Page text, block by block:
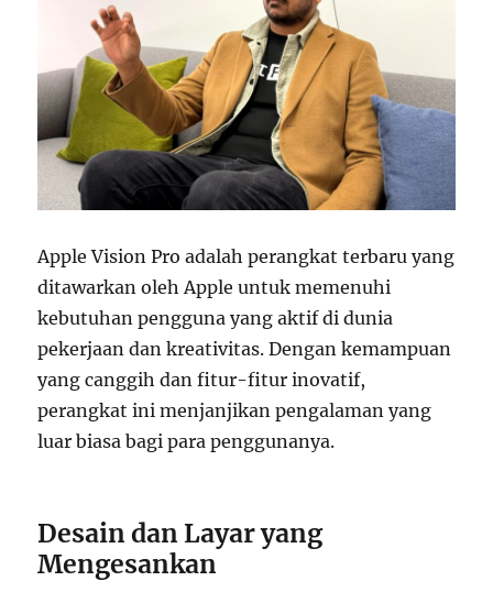
Apple Vision Pro adalah perangkat terbaru yang
ditawarkan oleh Apple untuk memenuhi
kebutuhan pengguna yang aktif di dunia
pekerjaan dan kreativitas. Dengan kemampuan
yang canggih dan fitur-fitur inovatif,
perangkat ini menjanjikan pengalaman yang
luar biasa bagi para penggunanya.
Desain dan Layar yang
Mengesankan